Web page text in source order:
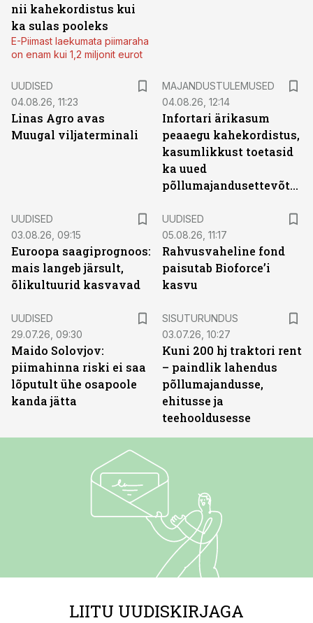
nii kahekordistus kui
ka sulas pooleks
E-Piimast laekumata piimaraha
on enam kui 1,2 miljonit eurot
UUDISED
04.08.26, 11:23
Linas Agro avas
Muugal viljaterminali
MAJANDUSTULEMUSED
04.08.26, 12:14
Infortari ärikasum
peaaegu kahekordistus,
kasumlikkust toetasid
ka uued
põllumajandusettevõtted
UUDISED
03.08.26, 09:15
Euroopa saagiprognoos:
mais langeb järsult,
õlikultuurid kasvavad
UUDISED
05.08.26, 11:17
Rahvusvaheline fond
paisutab Bioforce’i
kasvu
UUDISED
29.07.26, 09:30
Maido Solovjov:
piimahinna riski ei saa
lõputult ühe osapoole
kanda jätta
SISUTURUNDUS
03.07.26, 10:27
Kuni 200 hj traktori rent
– paindlik lahendus
põllumajandusse,
ehitusse ja
teehooldusesse
LIITU UUDISKIRJAGA